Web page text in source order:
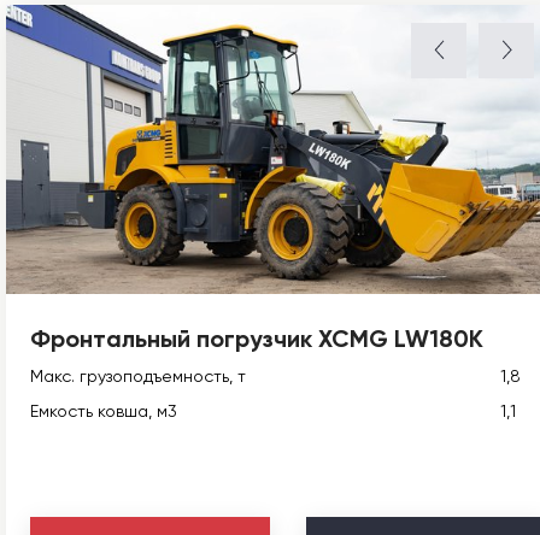
Фронтальный погрузчик XCMG LW180K
Макс. грузоподъемность, т
1,8
Емкость ковша, м3
1,1